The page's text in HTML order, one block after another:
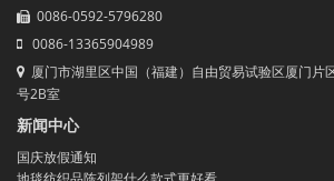
0086-0592-5796280
0086-13365904989
厦门市湖里区中国（福建）自由贸易试验区厦门片
号2B室
新闻中心
国庆放假通知